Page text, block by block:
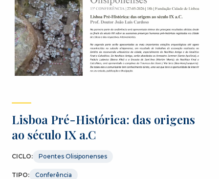
Lisboa Pré-Histórica: das origens
ao século IX a.C
CICLO: Poentes Olisiponenses
TIPO: Conferência